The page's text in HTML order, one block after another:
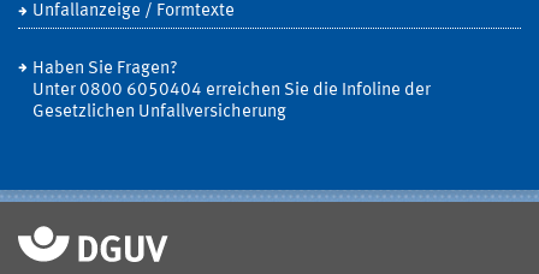
Unfallanzeige / Formtexte
Haben Sie Fragen?
Unter 0800 6050404 erreichen Sie die Infoline der
Gesetzlichen Unfallversicherung